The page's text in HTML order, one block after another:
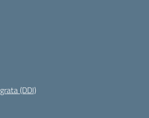
(DDI)